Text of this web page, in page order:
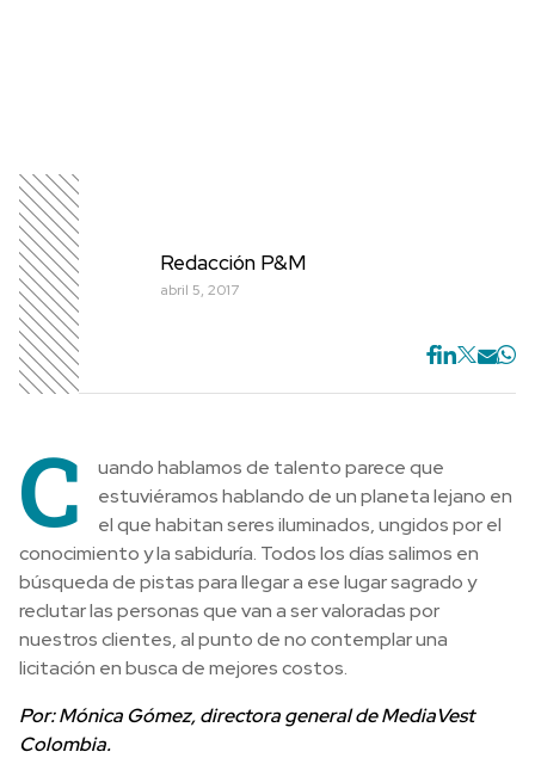
Redacción P&M
abril 5, 2017
C
uando hablamos de talento parece que
estuviéramos hablando de un planeta lejano en
el que habitan seres iluminados, ungidos por el
conocimiento y la sabiduría. Todos los días salimos en
búsqueda de pistas para llegar a ese lugar sagrado y
reclutar las personas que van a ser valoradas por
nuestros clientes, al punto de no contemplar una
licitación en busca de mejores costos.
Por: Mónica Gómez, directora general de MediaVest
Colombia.